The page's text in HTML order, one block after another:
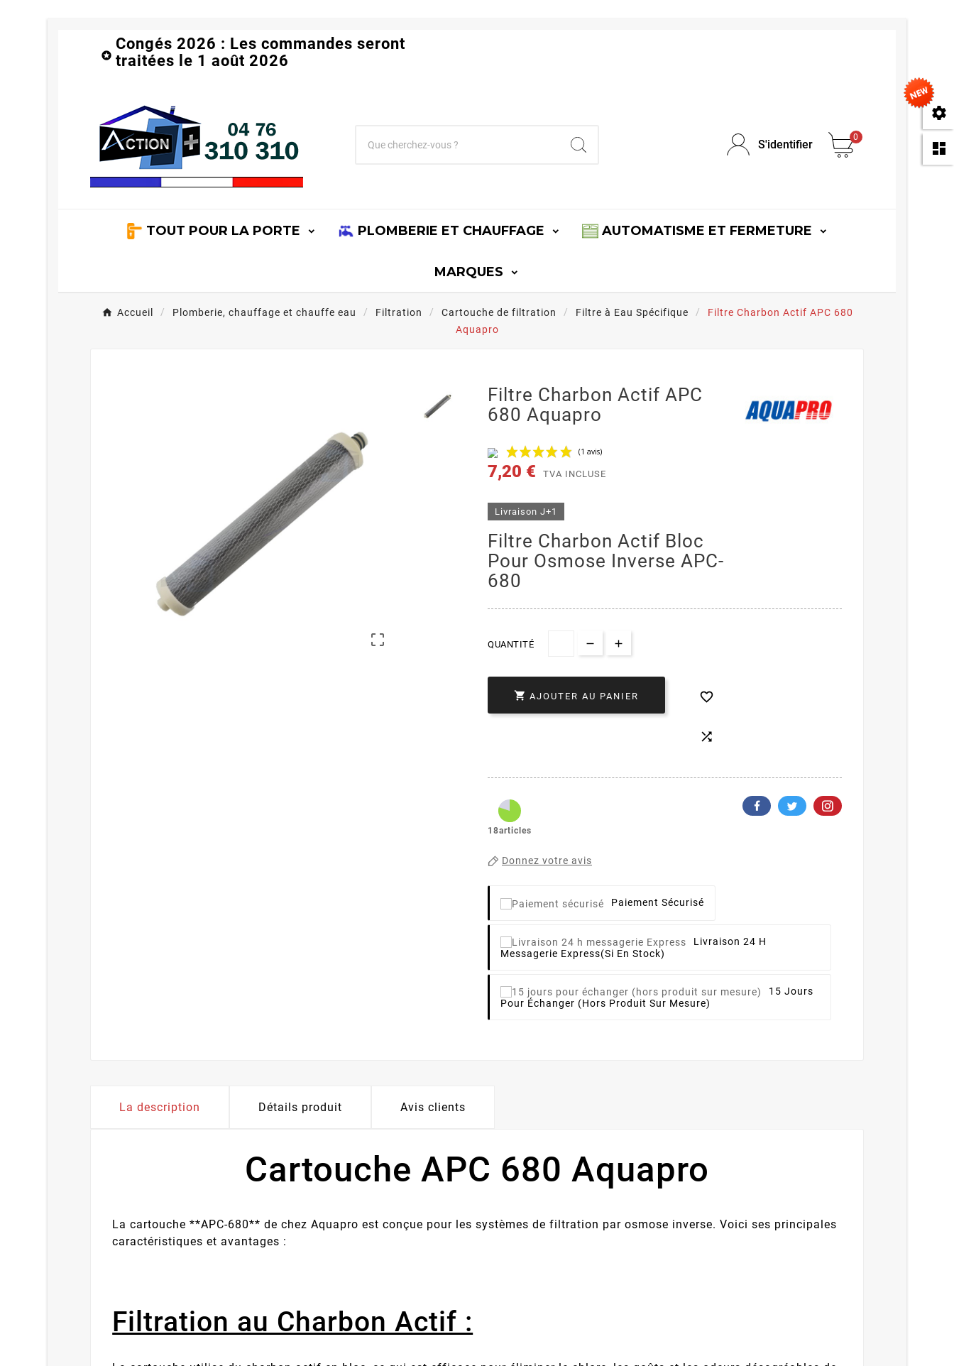

Congés 2026 : Les commandes seront
traitées le 1 août 2026
S'identifier
0
TOUT POUR LA PORTE PLOMBERIE ET CHAUFFAGE AUTOMATISME ET FERMETURE
MARQUES
Accueil Plomberie, chauffage et chauffe eau Filtration Cartouche de filtration Filtre à Eau Spécifique
Filtre Charbon Actif APC 680
Aquapro

Filtre Charbon Actif APC
680 Aquapro
7,20 € TVA INCLUSE
Livraison J+1
Filtre Charbon Actif Bloc
Pour Osmose Inverse APC-
680
QUANTITÉ
 AJOUTER AU PANIER 

18articles
Donnez votre avis
Paiement Sécurisé
Livraison 24 H
Messagerie Express(si En Stock)
15 Jours
Pour Échanger (hors Produit Sur Mesure)
La description Détails produit Avis clients
Cartouche APC 680 Aquapro
La cartouche **APC-680** de chez Aquapro est conçue pour les systèmes de filtration par osmose inverse. Voici ses principales
caractéristiques et avantages :
Filtration au Charbon Actif :